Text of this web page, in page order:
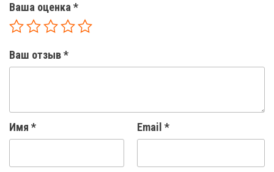
Ваша оценка *
Ваш отзыв*
Имя * Email *